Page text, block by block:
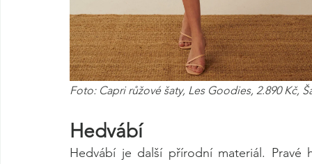
Foto: Capri růžové šaty, Les Goodies, 2.890 Kč,
Hedvábí
Hedvábí je další přírodní materiál. Pravé